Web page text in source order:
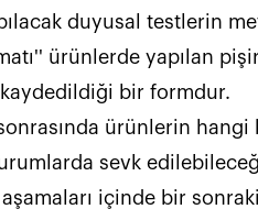
duyusal testlerin
ürünlerde yapılan
bir formdur.
ürünlerin
sevk
içinde bir